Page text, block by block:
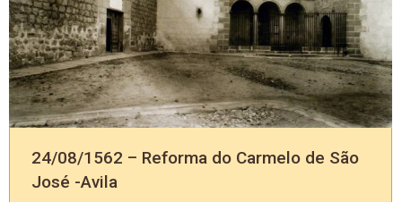
24/08/1562 – Reforma do Carmelo de São
José -Avila